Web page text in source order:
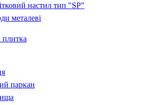
настил тип "SP"
металеві
плитка
паркан